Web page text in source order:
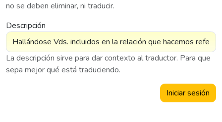
no se deben eliminar, ni traducir.
Descripción
La descripción sirve para dar contexto al traductor. Para que
sepa mejor qué está traduciendo.
Iniciar sesión